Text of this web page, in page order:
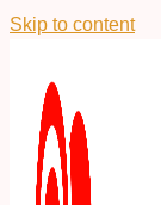
Skip to content